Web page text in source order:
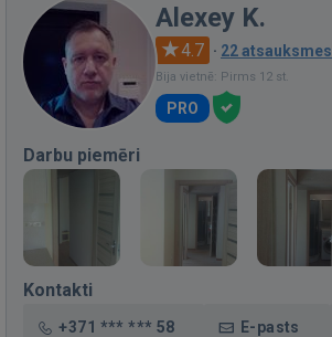
Alexey K.
4.7 · 22 atsauksmes
Bija vietnē: Pirms 12 st.
PRO
Darbu piemēri
Kontakti
+371 *** *** 58 E-pasts